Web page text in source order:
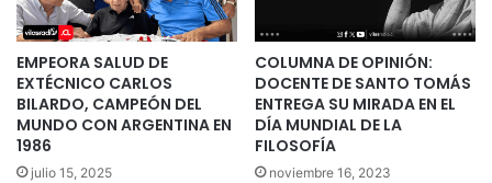
EMPEORA SALUD DE
EXTÉCNICO CARLOS
BILARDO, CAMPEÓN DEL
MUNDO CON ARGENTINA EN
1986
julio 15, 2025
COLUMNA DE OPINIÓN:
DOCENTE DE SANTO TOMÁS
ENTREGA SU MIRADA EN EL
DÍA MUNDIAL DE LA
FILOSOFÍA
noviembre 16, 2023